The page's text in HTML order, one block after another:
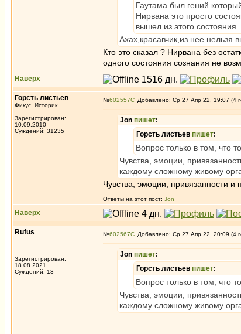
Гаутама был гений
Нирвана это просто
вышел из этого
Ахах,красавчик,из нее нельзя
Кто это сказал ? Нирвана без
одного состояния сознания не
Наверх
Горсть листьев
Фикус, Историк
Зарегистрирован:
10.09.2010
Суждений: 31235
№602557 Добавлено: Ср 27 Апр 22, 19:07 (4
Jon пишет:
Горсть листьев пишет:
Вопрос только в том, что
Чувства, эмоции,
каждому сложному живому
Чувства, эмоции, привязанности
Ответы на этот пост: Jon
Наверх
Rufus
Зарегистрирован:
18.08.2021
Суждений: 13
№602567 Добавлено: Ср 27 Апр 22, 20:09 (4
Jon пишет:
Горсть листьев пишет:
Вопрос только в том, что
Чувства, эмоции,
каждому сложному живому